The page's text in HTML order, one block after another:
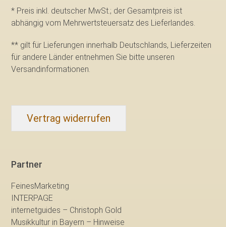
* Preis inkl. deutscher MwSt.; der Gesamtpreis ist
abhängig vom Mehrwertsteuersatz des Lieferlandes.
** gilt für Lieferungen innerhalb Deutschlands, Lieferzeiten
für andere Länder entnehmen Sie bitte unseren
Versandinformationen
Vertrag widerrufen
Partner
FeinesMarketing
INTERPAGE
internetguides – Christoph Gold
Musikkultur in Bayern – Hinweise